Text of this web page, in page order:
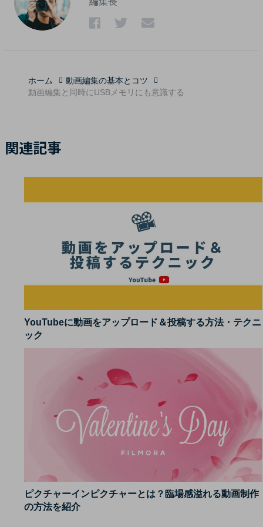
ホーム
動画編集の基本とコツ
動画編集と同時にUSBメモリにも意識する
関連記事
YouTubeに動画をアップロード＆投稿する方法・テクニ
ック
ピクチャーインピクチャーとは？臨場感溢れる動画制作
の方法を紹介